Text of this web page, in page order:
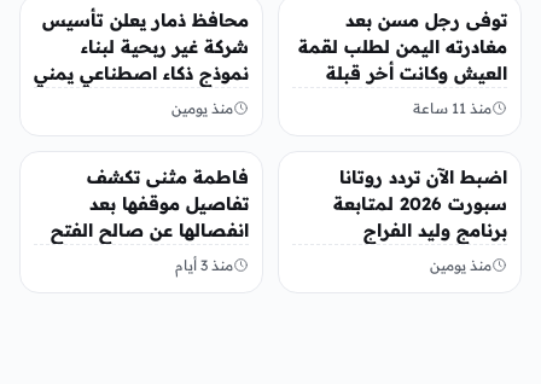
منوعات
توفى رجل مسن بعد
مغادرته اليمن لطلب لقمة
العيش وكانت أخر قبلة
يقدمها لإبنته
منذ 11 ساعة
منوعات
محافظ ذمار يعلن تأسيس
شركة غير ربحية لبناء
نموذج ذكاء اصطناعي يمني
منذ يومين
منوعات
اضبط الآن تردد روتانا
سبورت 2026 لمتابعة
برنامج وليد الفراج
منذ يومين
منوعات
فاطمة مثنى تكشف
تفاصيل موقفها بعد
انفصالها عن صالح الفتح
منذ 3 أيام